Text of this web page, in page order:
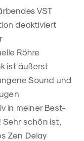
VST
deaktiviert
Röhre
ist äußerst
Sound und
in meiner Best-
Sehr schön ist,
Zen Delay